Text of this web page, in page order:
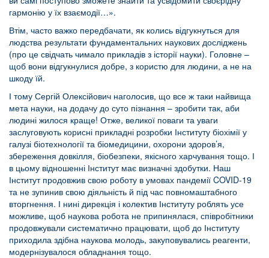
гармонію у їх взаємодії…».
Втім, часто важко передбачати, як колись відгукнуться для
людства результати фундаментальних наукових досліджень
(про це свідчать чимало прикладів з історії науки). Головне –
щоб вони відгукнулися добре, з користю для людини, а не на
шкоду їй.
І тому Сергій Олексійович наголосив, що все ж таки найвища
мета науки, на додачу до суто пізнання – зробити так, аби
людині жилося краще! Отже, великої поваги та уваги
заслуговують корисні прикладні розробки Інституту біохімії у
галузі біотехнології та біомедицини, охорони здоров’я,
збереження довкілля, біобезпеки, якісного харчування тощо. І
в цьому відношенні Інститут має визначні здобутки. Наш
Інститут продовжив свою роботу в умовах пандемії COVID-19
та не зупинив свою діяльність й під час повномаштабного
вторгнення. І нині дирекція і колектив Інституту роблять усе
можливе, щоб наукова робота не припинялася, співробітники
продовжували систематично працювати, щоб до Інституту
приходила здібна наукова молодь, закуповувались реагенти,
модернізувалося обладнання тощо.